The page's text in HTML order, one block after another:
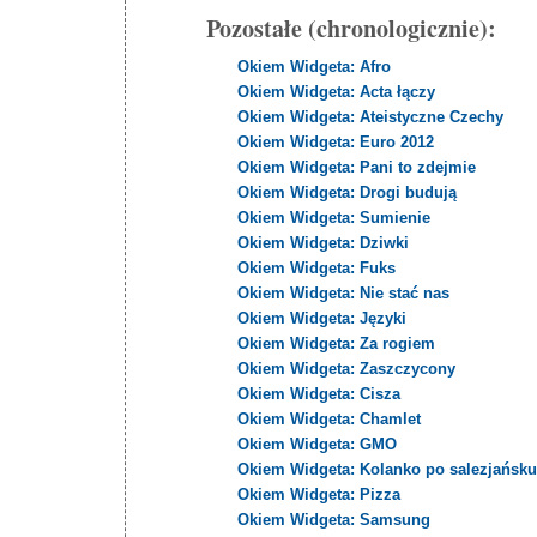
Pozostałe (chronologicznie):
Okiem Widgeta: Afro
Okiem Widgeta: Acta łączy
Okiem Widgeta: Ateistyczne Czechy
Okiem Widgeta: Euro 2012
Okiem Widgeta: Pani to zdejmie
Okiem Widgeta: Drogi budują
Okiem Widgeta: Sumienie
Okiem Widgeta: Dziwki
Okiem Widgeta: Fuks
Okiem Widgeta: Nie stać nas
Okiem Widgeta: Języki
Okiem Widgeta: Za rogiem
Okiem Widgeta: Zaszczycony
Okiem Widgeta: Cisza
Okiem Widgeta: Chamlet
Okiem Widgeta: GMO
Okiem Widgeta: Kolanko po salezjańsku
Okiem Widgeta: Pizza
Okiem Widgeta: Samsung